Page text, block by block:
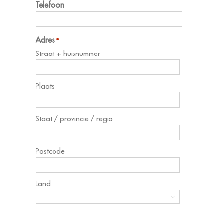
Telefoon
Adres *
Straat + huisnummer
Plaats
Staat / provincie / regio
Postcode
Land
